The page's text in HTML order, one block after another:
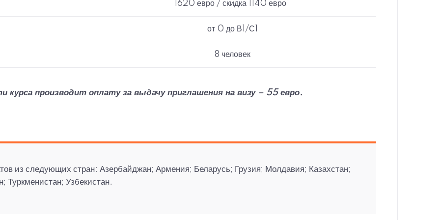
1620 евро / скидка 1140 евро*
от 0 до В1/С1
8 человек
производит оплату за выдачу приглашения на визу – 55 евро.
из следующих стран: Азербайджан; Армения; Беларусь; Грузия; Молдавия; Казахстан;
Туркменистан; Узбекистан.